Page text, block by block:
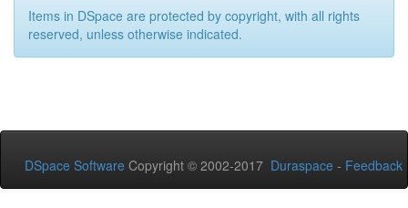
Items in DSpace are protected by copyright, with all rights
reserved, unless otherwise indicated.
DSpace Software Copyright © 2002-2017 Duraspace - Feedback